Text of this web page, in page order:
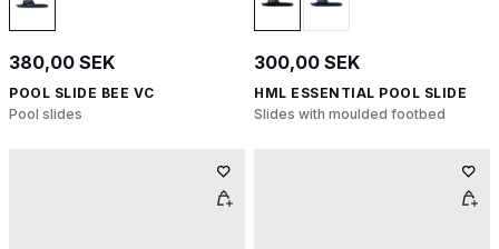
380,00 SEK
POOL SLIDE BEE VC
Pool slides
300,00 SEK
HML ESSENTIAL POOL SLIDE
Slides with moulded footbed